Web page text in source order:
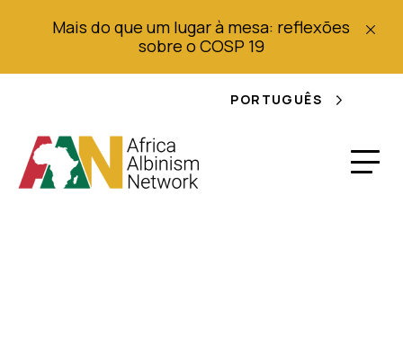
Mais do que um lugar à mesa: reflexões
sobre o COSP 19
PORTUGUÊS